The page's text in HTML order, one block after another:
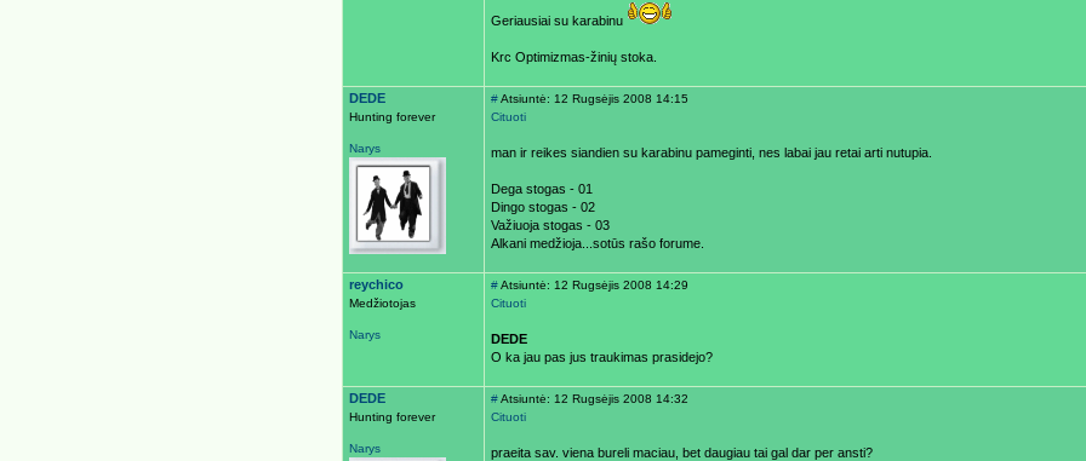
Geriausiai su karabinu
Krc Optimizmas-žinių stoka.
DEDE
Hunting forever
Narys
#Atsiuntė: 12 Rugsėjis 2008 14:15
Cituoti
man ir reikes siandien su karabinu pameginti, nes labai jau retai arti nutupia.
Dega stogas - 01
Dingo stogas - 02
Važiuoja stogas - 03
Alkani medžioja...sotūs rašo forume.
reychico
Medžiotojas
Narys
#Atsiuntė: 12 Rugsėjis 2008 14:29
Cituoti
DEDE
O ka jau pas jus traukimas prasidejo?
DEDE
Hunting forever
Narys
#Atsiuntė: 12 Rugsėjis 2008 14:32
Cituoti
praeita sav. viena bureli maciau, bet daugiau tai gal dar per ansti?